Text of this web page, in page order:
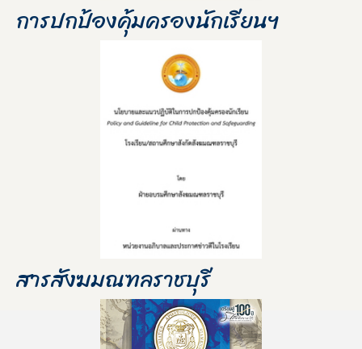
การปกป้องคุ้มครองนักเรียนฯ
สารสังฆมณฑลราชบุรี